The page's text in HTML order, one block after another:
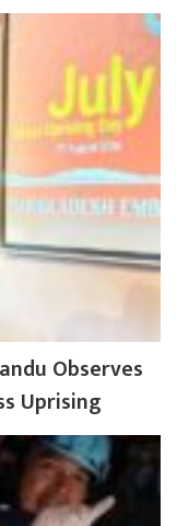
Observes
Uprising